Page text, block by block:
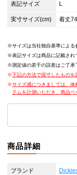
表記サイズ L
実寸サイズ(cm) 着丈
サイズは当社独自基準による
表記サイズは商品に記載され
測定値の若干の誤差はご了承
下記の方法で採寸したものを
サイズ感につきましては、体
テムを計測いただき、商品ペ
商品詳細
ブランド